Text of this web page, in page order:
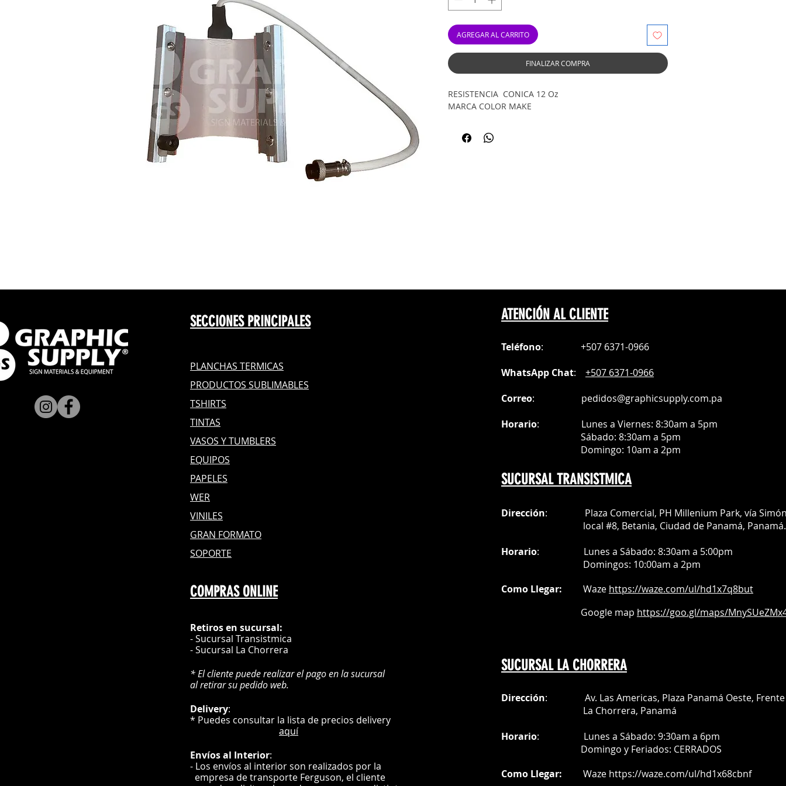
AGREGAR AL CARRITO
FINALIZAR COMPRA
RESISTENCIA CONICA 12 Oz
MARCA COLOR MAKE
SECCIONES PRINCIPALES
PLANCHAS TERMICAS
PRODUCTOS SUBLIMABLES
TSHIRTS
TINTAS
VASOS Y TUMBLERS
EQUIPOS
PAPELES
WER
VINILES
GRAN FORMATO
SOPORTE
COMPRAS ONLINE
Retiros en sucursal:
- Sucursal Transistmica
- Sucursal La Chorrera
* El cliente puede realizar el pago en la sucursal
al retirar su pedido web.
Delivery:
* Puedes consultar la lista de precios delivery
aquí
Envíosal Interior:
- Los envíos al interior son realizados por la
empresa de transporte Ferguson, el cliente
ATENCIÓN AL CLIENTE
Teléfono: +507 6371-0966
WhatsApp Chat: +507 6371-0966
Correo: pedidos@graphicsupply.com.pa
Horario: Lunes a Viernes: 8:30am a 5pm
Sábado: 8:30am a 5pm
Domingo: 10am a 2pm
SUCURSAL TRANSISTMICA
Dirección: Plaza Comercial, PH Millenium Park, vía
local #8, Betania, Ciudad de Panamá, Panamá.
Horario: Lunes a Sábado: 8:30am a 5:00pm
Domingos: 10:00am a 2pm
Como Llegar: Waze https://waze.com/ul/hd1x7q8but
Google map https://goo.gl/maps/
SUCURSAL LA CHORRERA
Dirección: Av. Las Americas, Plaza Panamá Oeste, Frente
La Chorrera, Panamá
Horario: Lunes a Sábado: 9:30am a 6pm
Domingo y Feriados: CERRADOS
Como Llegar: Waze https://waze.com/ul/hd1x68cbnf